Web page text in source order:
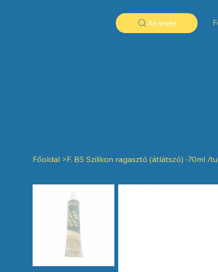
Keresés
Főoldal >F. BS Szilikon ragasztó (átlátszó) -70ml /